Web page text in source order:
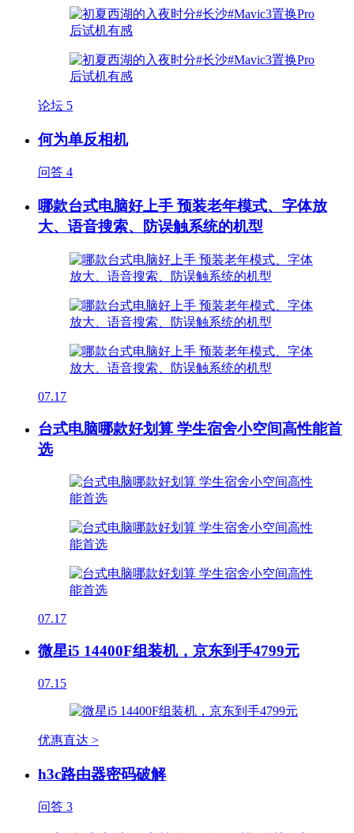
论坛 5
何为单反相机
问答 4
哪款台式电脑好上手 预装老年模式、字体放
大、语音搜索、防误触系统的机型
07.17
台式电脑哪款好划算 学生宿舍小空间高性能首
选
07.17
微星i5 14400F组装机，京东到手4799元
07.15
优惠直达 >
h3c路由器密码破解
问答 3